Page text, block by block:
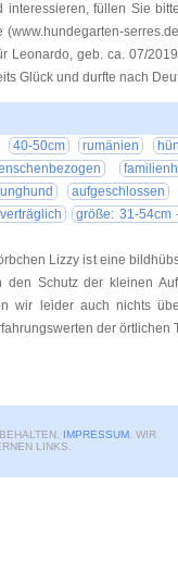
füllen Sie
Leonardo, geb. ca. 07/
Glück und durfte nach
40-50cm rumänien
aufgeschlossen
verträglich
größe: 31-54cm
Lizzy ist eine
Schutz der kleinen
wir leider auch nichts
der örtlichen
IMPRESSUM. WIR
LINKS.